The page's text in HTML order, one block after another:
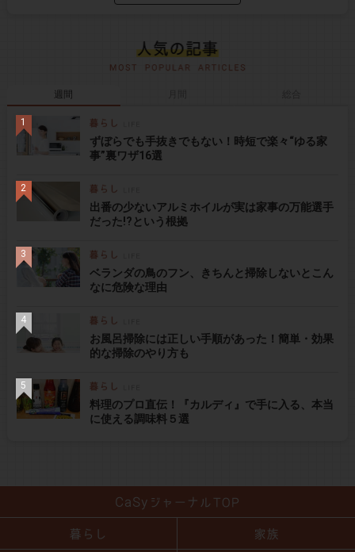
週間
ずぼらでも手抜きでもない！時短で楽々“ゆる家
事”裏ワザ16選
出番の少ないアルミホイルが実は家事の万能選手
だった!?という根拠
ベランダの鳥のフン、きちんと掃除しないとこん
なに危険な理由
お風呂掃除には正しい手順があった！簡単・効果
的な掃除のやり方も
料理のプロ直伝！『カルディ』で手に入る、本当
に使える調味料５選